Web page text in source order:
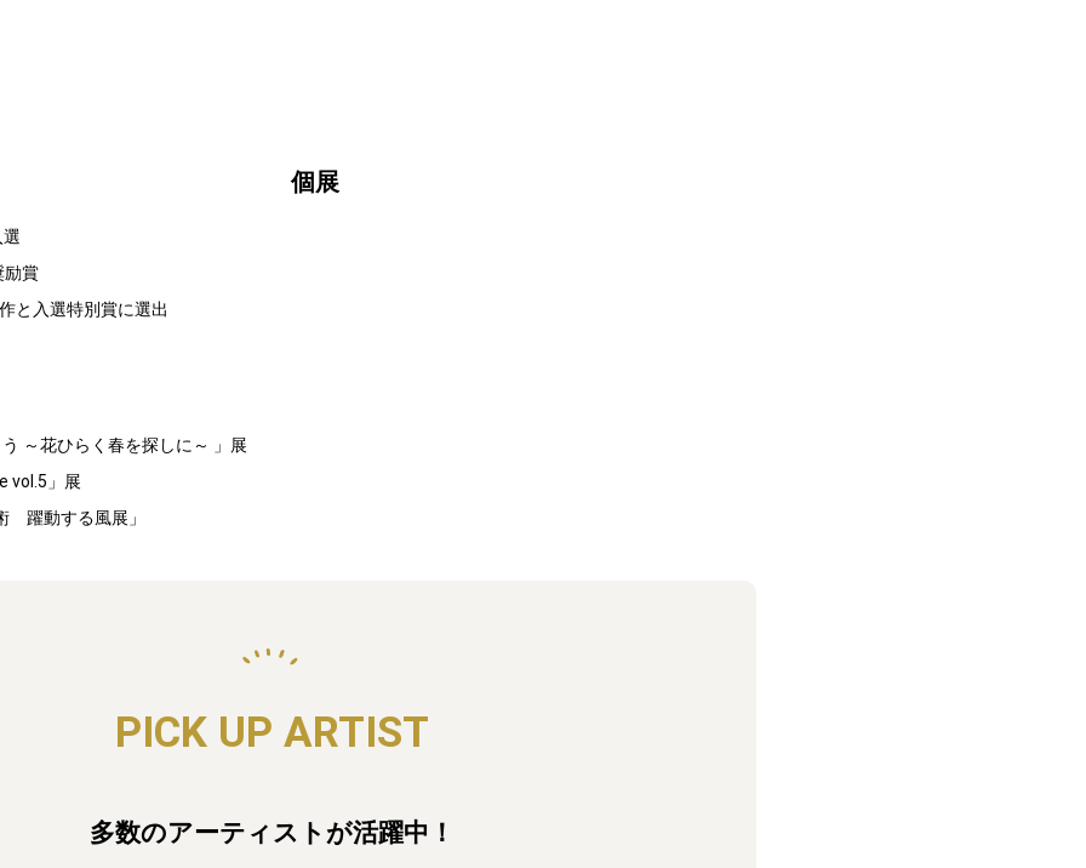
賞
と入選特別賞に選出
個展
～花ひらく春を探しに～ 」展
vol.5」展
躍動する風展」
PICK UP ARTIST
多数のアーティストが活躍中！